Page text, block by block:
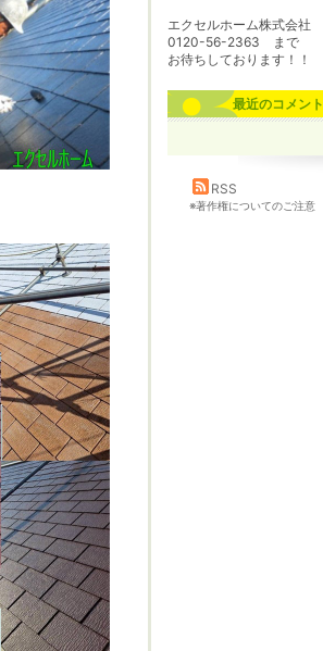
エクセルホーム株式会社
0120-56-2363 まで
お待ちしております！！
最近のコメント
RSS
※著作権についてのご注意